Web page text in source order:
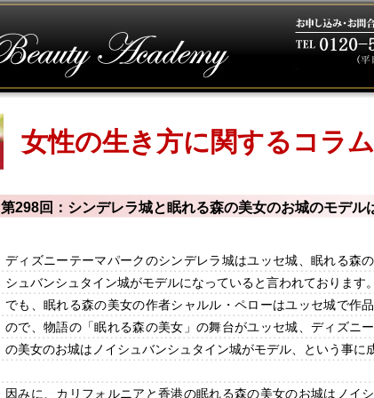
女性の生き方に関するコラム
第298回：シンデレラ城と眠れる森の美女のお城のモデル
ディズニーテーマパークのシンデレラ城はユッセ城、眠れる森
シュバンシュタイン城がモデルになっていると言われております
でも、眠れる森の美女の作者シャルル・ペローはユッセ城で作
ので、物語の「眠れる森の美女」の舞台がユッセ城、ディズニ
の美女のお城はノイシュバンシュタイン城がモデル、という事に
因みに、カリフォルニアと香港の眠れる森の美女のお城はノイ